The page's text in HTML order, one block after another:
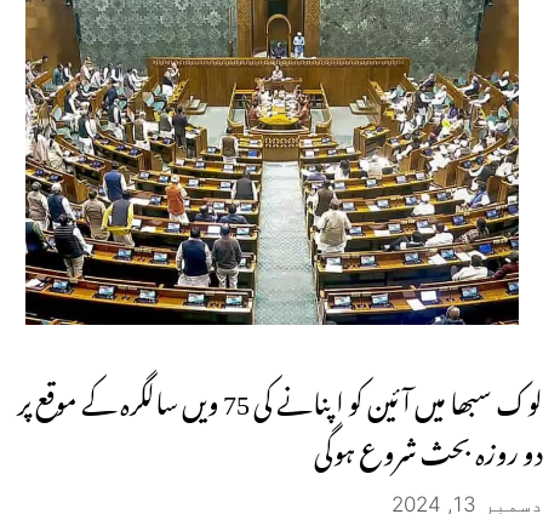
لوک سبھا میں آئین کو اپنانے کی 75 ویں سالگرہ کے موقع پر
دو روزہ بحث شروع ہوگی
دسمبر 13, 2024